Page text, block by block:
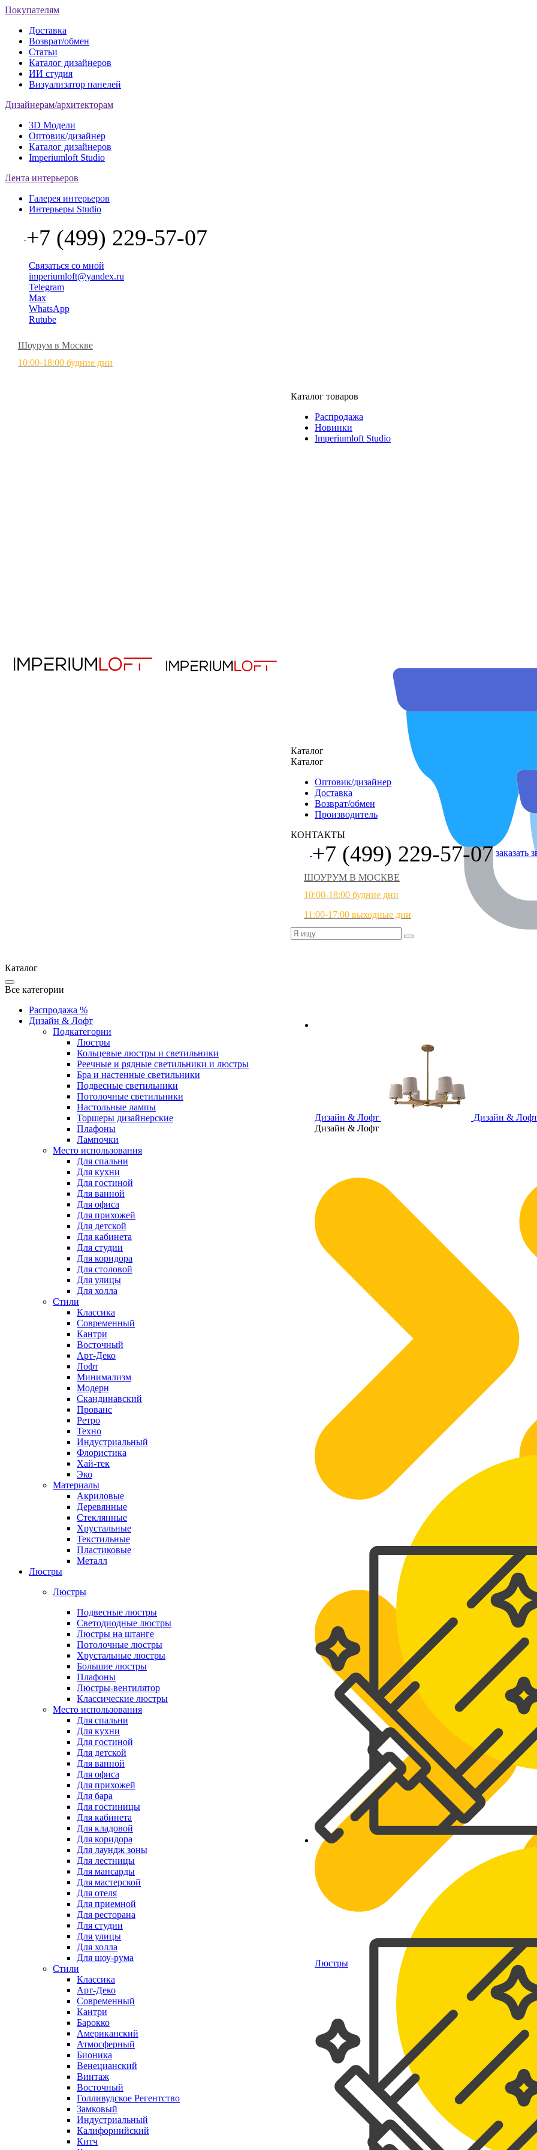
Покупателям
Доставка
Возврат/обмен
Статьи
Каталог дизайнеров
ИИ студия
Визуализатор панелей
Дизайнерам/архитекторам
3D Модели
Оптовик/дизайнер
Каталог дизайнеров
Imperiumloft Studio
Лента интерьеров
Галерея интерьеров
Интерьеры Studio
+7 (499) 229-57-07
Связаться со мной
imperiumloft@yandex.ru
Telegram
Max
WhatsApp
Rutube
Шоурум в Москве
10:00-18:00 будние дни
Каталог товаров
Распродажа
Новинки
Imperiumloft Studio
Дизайн & Лофт
Дизайн & Лофт
Дизайн & Лофт
Люстры
Каталог
Каталог
Оптовик/дизайнер
Доставка
Возврат/обмен
Производитель
КОНТАКТЫ
+7 (499) 229-57-07 заказать
ШОУРУМ В МОСКВЕ
10:00-18:00 будние дни
11:00-17:00 выходные дни
Каталог
Все категории
Распродажа %
Дизайн & Лофт
Подкатегории
Люстры
Кольцевые люстры и светильники
Реечные и рядные светильники и люстры
Бра и настенные светильники
Подвесные светильники
Потолочные светильники
Настольные лампы
Торшеры дизайнерские
Плафоны
Лампочки
Место использования
Для спальни
Для кухни
Для гостиной
Для ванной
Для офиса
Для прихожей
Для детской
Для кабинета
Для студии
Для коридора
Для столовой
Для улицы
Для холла
Стили
Классика
Современный
Кантри
Восточный
Арт-Деко
Лофт
Минимализм
Модерн
Скандинавский
Прованс
Ретро
Техно
Индустриальный
Флористика
Хай-тек
Эко
Материалы
Акриловые
Деревянные
Стеклянные
Хрустальные
Текстильные
Пластиковые
Металл
Люстры
Люстры
Подвесные люстры
Светодиодные люстры
Люстры на штанге
Потолочные люстры
Хрустальные люстры
Большие люстры
Плафоны
Люстры-вентилятор
Классические люстры
Место использования
Для спальни
Для кухни
Для гостиной
Для детской
Для ванной
Для офиса
Для прихожей
Для бара
Для гостиницы
Для кабинета
Для кладовой
Для коридора
Для лаундж зоны
Для лестницы
Для мансарды
Для мастерской
Для отеля
Для приемной
Для ресторана
Для студии
Для улицы
Для холла
Для шоу-рума
Стили
Классика
Арт-Деко
Современный
Кантри
Барокко
Американский
Атмосферный
Бионика
Венецианский
Винтаж
Восточный
Голливудское Регентство
Замковый
Индустриальный
Калифорнийский
Китч